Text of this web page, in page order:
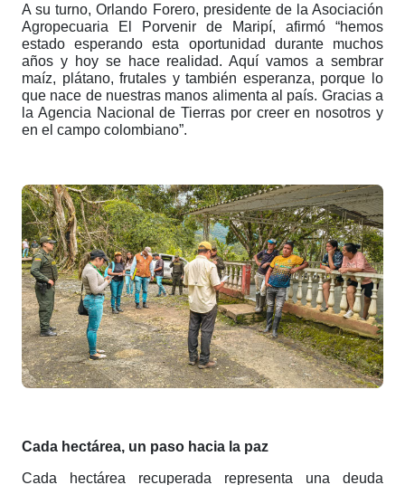
A su turno, Orlando Forero, presidente de la Asociación
Agropecuaria El Porvenir de Maripí, afirmó “hemos
estado esperando esta oportunidad durante muchos
años y hoy se hace realidad. Aquí vamos a sembrar
maíz, plátano, frutales y también esperanza, porque lo
que nace de nuestras manos alimenta al país. Gracias a
la Agencia Nacional de Tierras por creer en nosotros y
en el campo colombiano”.
Cada hectárea, un paso hacia la paz
Cada hectárea recuperada representa una deuda